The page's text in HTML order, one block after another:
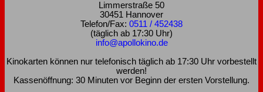
Limmerstraße 50
30451 Hannover
Telefon/Fax: 0511 / 452438
(täglich ab 17:30 Uhr)
info@apollokino.de
Kinokarten können nur telefonisch täglich ab 17:30 Uhr vorbestellt
werden!
Kassenöffnung: 30 Minuten vor Beginn der ersten Vorstellung.